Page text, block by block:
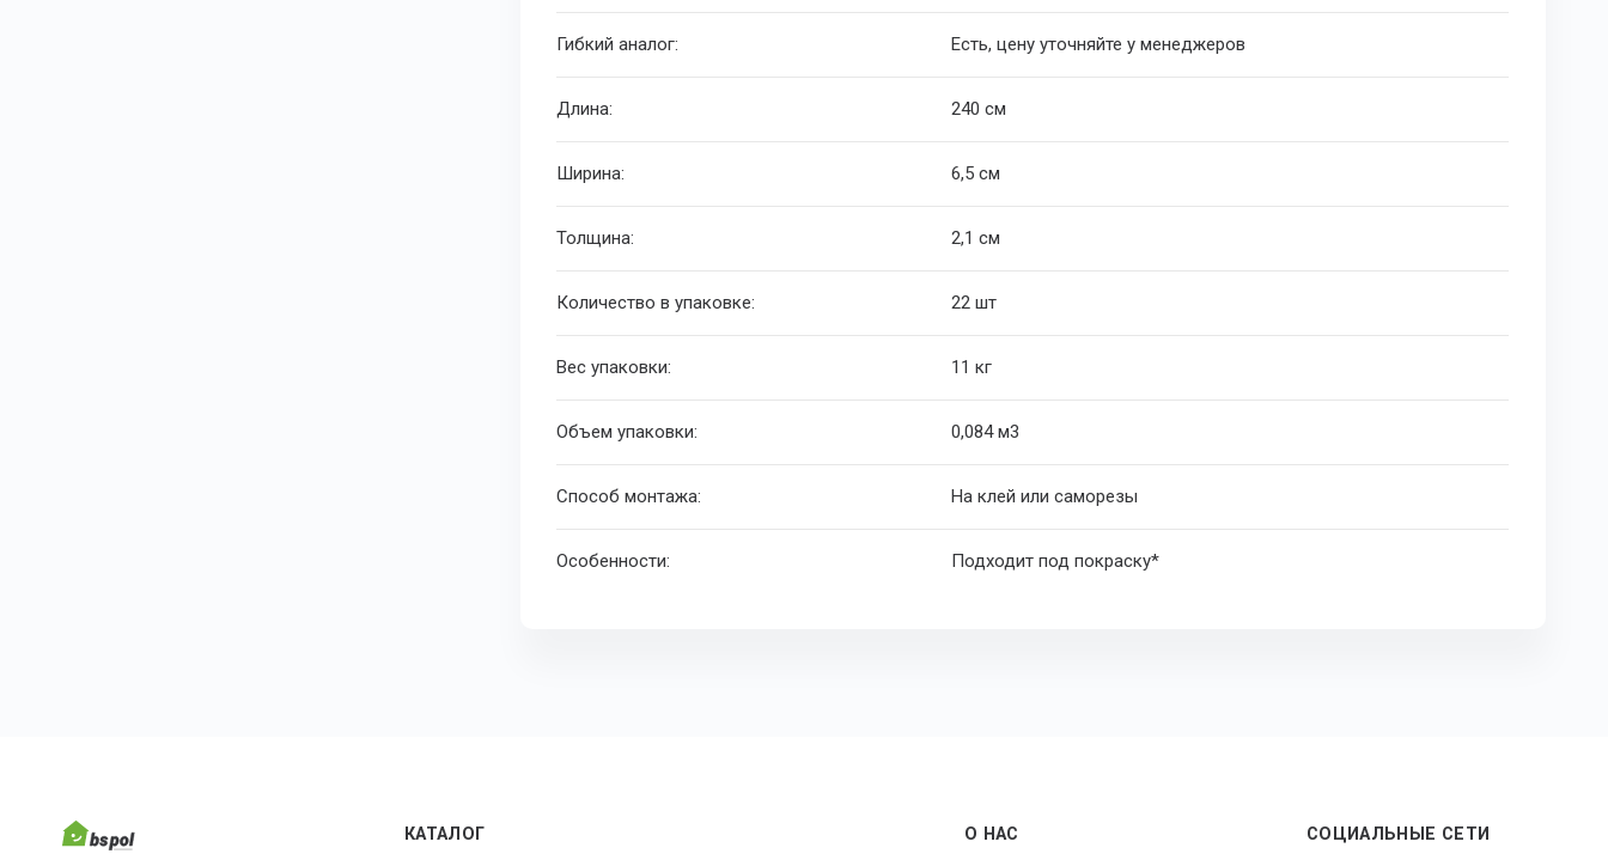
Гибкий аналог: Есть, цену уточняйте у менеджеров
Длина: 240 см
Ширина: 6,5 см
Толщина: 2,1 см
Количество в упаковке: 22 шт
Вес упаковки: 11 кг
Объем упаковки: 0,084 м3
Способ монтажа: На клей или саморезы
Особенности: Подходит под покраску*
КАТАЛОГ О НАС СОЦИАЛЬНЫЕ СЕТИ